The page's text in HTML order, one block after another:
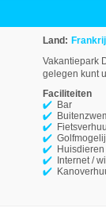
Land:
Vakantiepark
gelegen kunt
Faciliteiten
Bar
Internet /